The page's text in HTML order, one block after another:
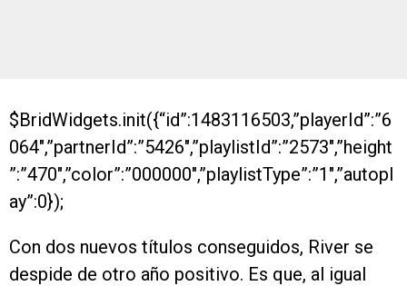
$BridWidgets.init({“id”:1483116503,”playerId”:”6
064″,”partnerId”:”5426″,”playlistId”:”2573″,”height
”:”470″,”color”:”000000″,”playlistType”:”1″,”autopl
ay”:0});
Con dos nuevos títulos conseguidos, River se
despide de otro año positivo. Es que, al igual